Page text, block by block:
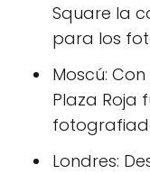
Square la
para los
Moscú:
Plaza Roja
Londres: